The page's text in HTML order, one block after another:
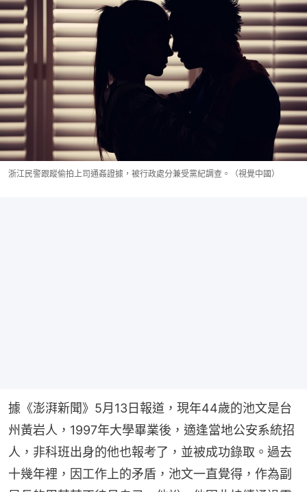
浙江民警跟蹤偷拍上司通姦證據，被行政處分兼受黨紀調查。（視覺中國）
據《澎湃新聞》5月13日報道，現年44歲的池文是台
州黃岩人，1997年大學畢業後，適逢當地公安系統招
人，非科班出身的他也報考了，並被成功錄取。過去
十幾年裡，因工作上的矛盾，池文一直覺得，作為副